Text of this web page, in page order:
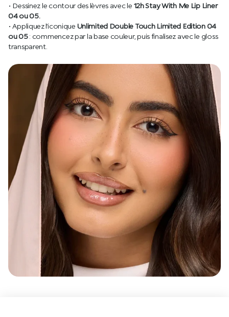
• Dessinez le contour des lèvres avec le 12h Stay With Me Lip Liner
04 ou 05.
• Appliquez l’iconique Unlimited Double Touch Limited Edition 04
ou 05: commencez par la base couleur, puis finalisez avec le gloss
transparent.